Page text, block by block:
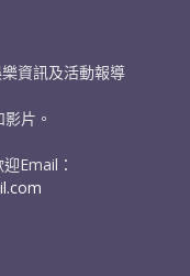
資訊及活動報導
片。
Email：